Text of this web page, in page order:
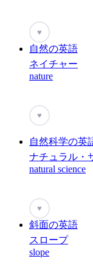
♥
自然の英語
ネイチャー
nature
♥
自然科学の英
ナチュラル・
natural science
♥
斜面の英語
スロープ
slope